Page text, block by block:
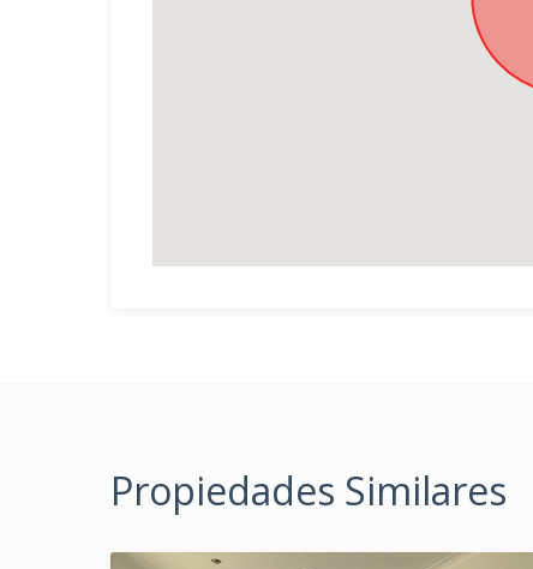
Propiedades Similares